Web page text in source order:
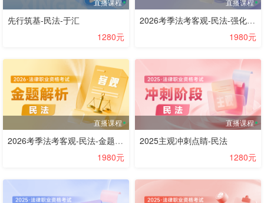
先行筑基-民法-于汇
1280元
2026考季法考客观-民法-强化提高阶段-李劲松
1980元
直播课程
2026考季法考客观-民法-金题解析阶段-李劲松
1980元
直播课程
2025主观冲刺点睛-民法
1280元